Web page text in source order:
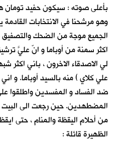
بأعلى صوته : سيكون حفيد تومان هو
وهو مرشحنا في الانتخابات
الجميع موجة من الضحك
اكثر سمنة من أوباما و انّ عليَّ
لي الاصدقاء الاخرون ، باني اكثر
علي كلاي ) منه بالسيد أوباما. و
ضد الفساد و المفسدين واطلقوا
المضطهدين. حين رجعت الى البيت ،
من أحلام اليقظة والمنام ، حتى
الظهيرة قائلة :